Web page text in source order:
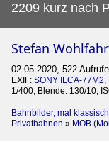
2209 kurz nach
Stefan
02.05.2020, 522
EXIF: SONY ILCA-77M2,
1/400, Blende: 130/10,
Bahnbilder, mal
Privatbahnen » MOB